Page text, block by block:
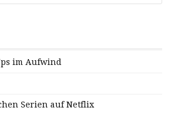
im Aufwind
Serien auf Netflix